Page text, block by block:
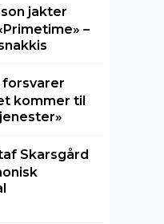
jakter
–
forsvarer
kommer til
Skarsgård